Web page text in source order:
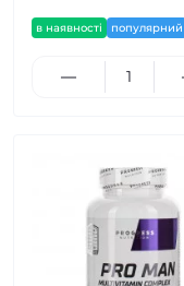
в наявності популярний